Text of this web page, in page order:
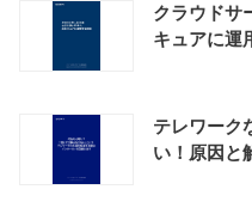
クラウドサ
キュアに運
テレワーク
い！原因と